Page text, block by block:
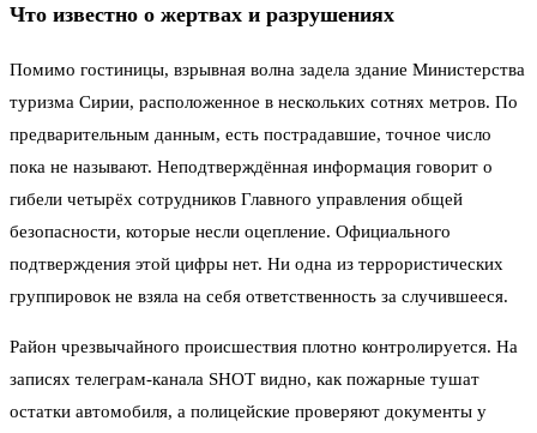
Что известно о жертвах и разрушениях
Помимо гостиницы, взрывная волна задела здание Министерства
туризма Сирии, расположенное в нескольких сотнях метров. По
предварительным данным, есть пострадавшие, точное число
пока не называют. Неподтверждённая информация говорит о
гибели четырёх сотрудников Главного управления общей
безопасности, которые несли оцепление. Официального
подтверждения этой цифры нет. Ни одна из террористических
группировок не взяла на себя ответственность за случившееся.
Район чрезвычайного происшествия плотно контролируется. На
записях телеграм-канала SHOT видно, как пожарные тушат
остатки автомобиля, а полицейские проверяют документы у